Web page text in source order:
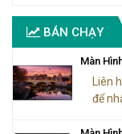
BÁN CHẠY
Màn
Liên
để